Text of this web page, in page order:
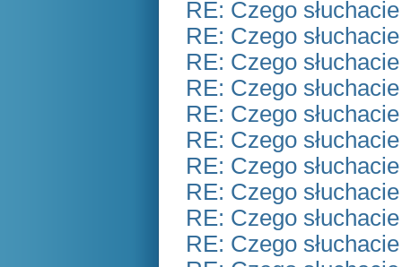
RE: Czego
RE: Czego
RE: Czego
RE: Czego
RE: Czego
RE: Czego
RE: Czego
RE: Czego
RE: Czego
RE: Czego